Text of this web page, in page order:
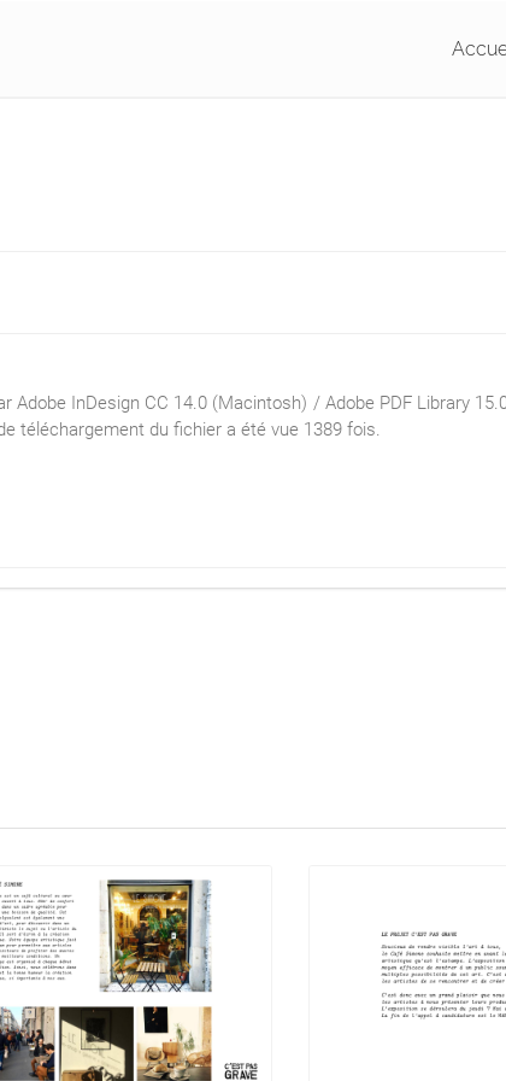
Adobe InDesign CC 14.0 (Macintosh) / Adobe PDF Library
téléchargement du fichier a été vue 1389 fois.